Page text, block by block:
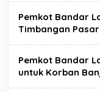
Pemkot Bandar
Timbangan Pasar
Pemkot Bandar
untuk Korban